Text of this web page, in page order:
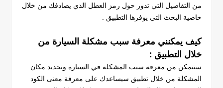
من التفاصيل التي تدور حول رمز العطل الذي يصادفك من خلال
خاصية البحث التي يوفرها التطبيق .
كيف يمكنني معرفة سبب مشكلة السيارة من
خلال التطبيق :
ستتمكن من معرفة سبب المشكلة في السيارة وتحديد مكان
المشكلة من خلال تطبيق سيساعدك على معرفة معنى الكود